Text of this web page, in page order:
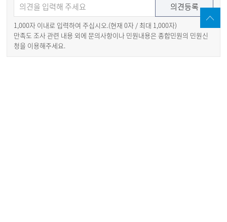
1,000자 이내로 입력하여 주십시오.(현재 0자 / 최대 1,000자)
만족도 조사 관련 내용 외에 문의사항이나 민원내용은 종합민원의 민원신
청을 이용해주세요.